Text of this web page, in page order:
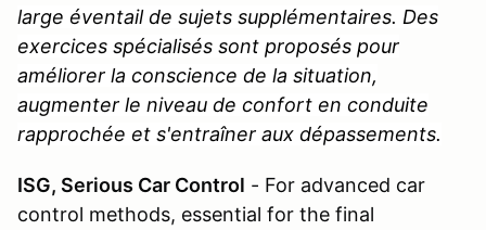
large éventail de sujets supplémentaires. Des
exercices spécialisés sont proposés pour
améliorer la conscience de la situation,
augmenter le niveau de confort en conduite
rapprochée et s'entraîner aux dépassements.
ISG, Serious Car Control - For advanced car
control methods, essential for the final